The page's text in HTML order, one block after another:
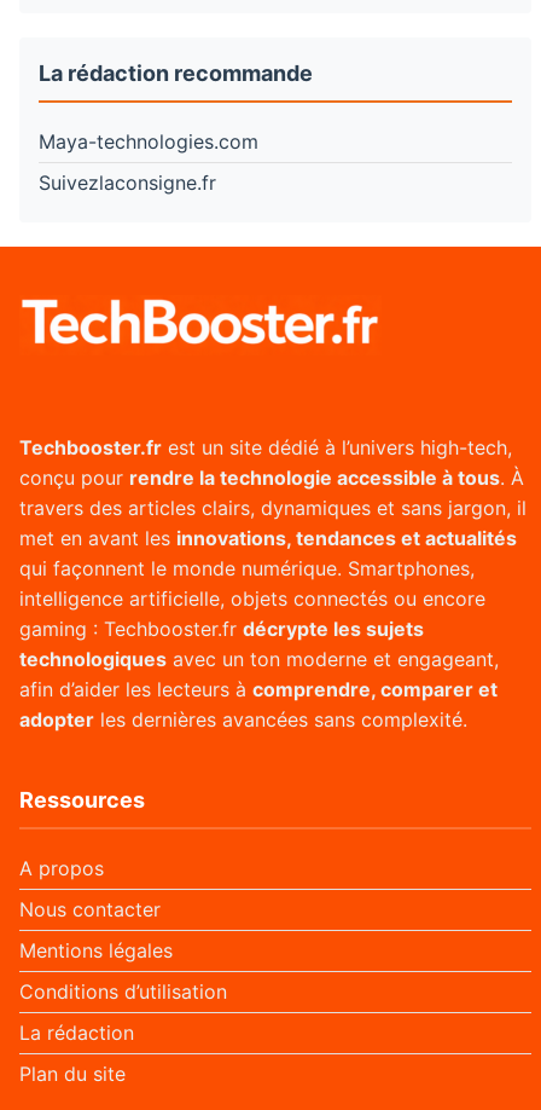
La rédaction recommande
Maya-technologies.com
Suivezlaconsigne.fr
Techbooster.fr est un site dédié à l’univers high-tech,
conçu pour rendre la technologie accessible à tous. À
travers des articles clairs, dynamiques et sans jargon, il
met en avant les innovations, tendances et actualités
qui façonnent le monde numérique. Smartphones,
intelligence artificielle, objets connectés ou encore
gaming : Techbooster.fr décrypte les sujets
technologiques avec un ton moderne et engageant,
afin d’aider les lecteurs à comprendre, comparer et
adopter les dernières avancées sans complexité.
Ressources
A propos
Nous contacter
Mentions légales
Conditions d’utilisation
La rédaction
Plan du site